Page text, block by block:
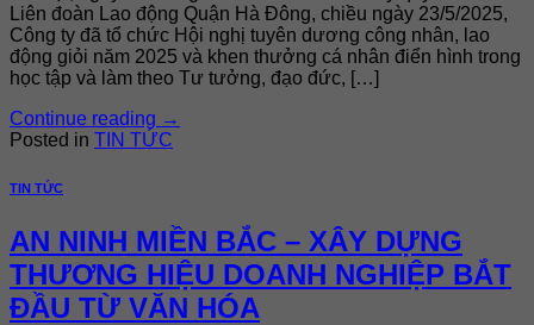
Liên đoàn Lao động Quận Hà Đông, chiều ngày 23/5/2025,
Công ty đã tổ chức Hội nghị tuyên dương công nhân, lao
động giỏi năm 2025 và khen thưởng cá nhân điển hình trong
học tập và làm theo Tư tưởng, đạo đức, […]
Continue reading →
Posted in TIN TỨC
TIN TỨC
AN NINH MIỀN BẮC – XÂY DỰNG
THƯƠNG HIỆU DOANH NGHIỆP BẮT
ĐẦU TỪ VĂN HÓA